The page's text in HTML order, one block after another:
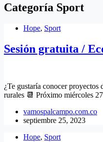
Categoría Sport
Hope, Sport
Sesión gratuita /
¿Te gustaría conocer
rurales 📆 Próximo miércoles
vamospalcampo.com.co
septiembre 25, 2023
Hope, Sport